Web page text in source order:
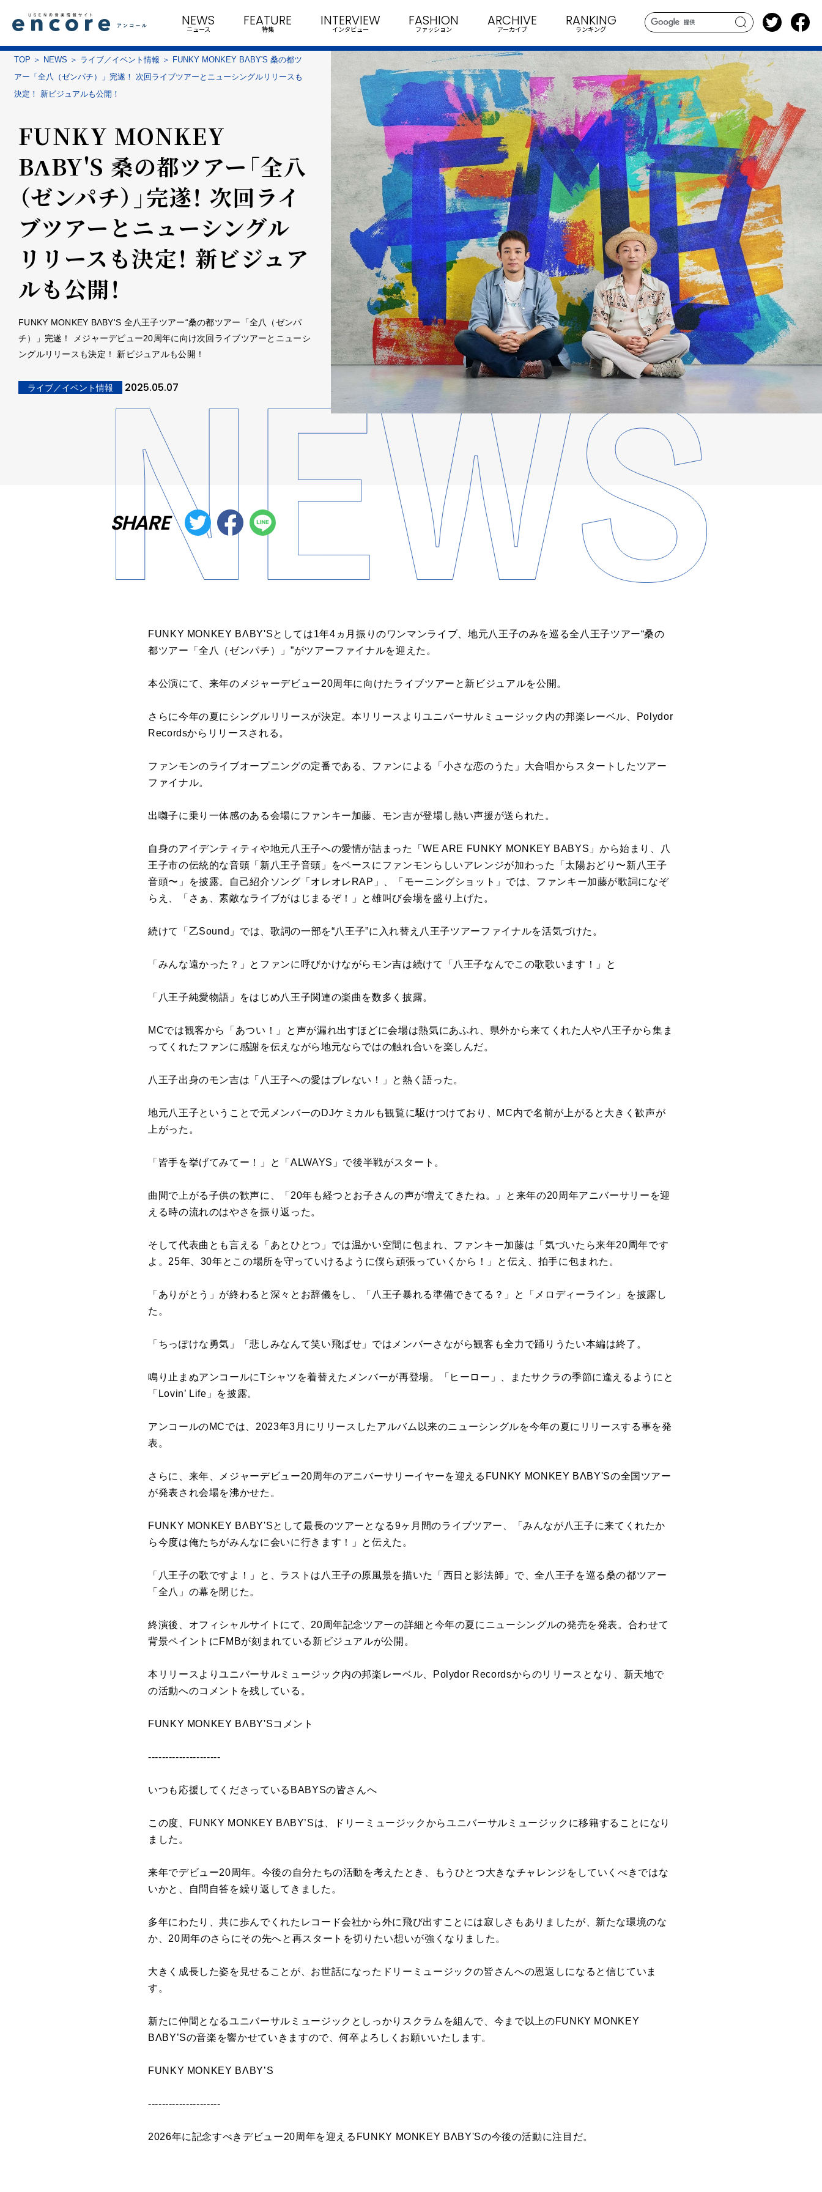
search
NEWS
ニュース
FEATURE
特集
INTERVIEW
インタビュー
FASHION
ファッション
ARCHIVE
アーカイブ
RANKING
ランキング
TOP NEWS ライブ／イベント情報
FUNKY MONKEY BΛBY'S 桑の都ツ
アー「全八（ゼンパチ）」完遂！ 次回ライブツアーとニューシングルリリースも
決定！ 新ビジュアルも公開！
FUNKY MONKEY
BΛBY'S 桑の都ツアー「全八
（ゼンパチ）」完遂！ 次回ライ
ブツアーとニューシングル
リリースも決定！ 新ビジュア
ルも公開！
FUNKY MONKEY BΛBY'S 全八王子ツアー“桑の都ツアー「全八（ゼンパ
チ）」完遂！ メジャーデビュー20周年に向け次回ライブツアーとニューシ
ングルリリースも決定！ 新ビジュアルも公開！
ライブ／イベント情報 2025.05.07
SHARE
FUNKY MONKEY BΛBY'Sとしては1年4ヵ月振りのワンマンライブ、地元八王子のみを巡る全八王子ツアー“桑の
都ツアー「全八（ゼンパチ）」”がツアーファイナルを迎えた。
本公演にて、来年のメジャーデビュー20周年に向けたライブツアーと新ビジュアルを公開。
さらに今年の夏にシングルリリースが決定。本リリースよりユニバーサルミュージック内の邦楽レーベル、Polydor
Recordsからリリースされる。
ファンモンのライブオープニングの定番である、ファンによる「小さな恋のうた」大合唱からスタートしたツアー
ファイナル。
出囃子に乗り一体感のある会場にファンキー加藤、モン吉が登場し熱い声援が送られた。
自身のアイデンティティや地元八王子への愛情が詰まった「WE ARE FUNKY MONKEY BABYS」から始まり、八
王子市の伝統的な音頭「新八王子音頭」をベースにファンモンらしいアレンジが加わった「太陽おどり〜新八王子
音頭〜」を披露。自己紹介ソング「オレオレRAP」、「モーニングショット」では、ファンキー加藤が歌詞になぞ
らえ、「さぁ、素敵なライブがはじまるぞ！」と雄叫び会場を盛り上げた。
続けて「乙Sound」では、歌詞の一部を“八王子”に入れ替え八王子ツアーファイナルを活気づけた。
「みんな遠かった？」とファンに呼びかけながらモン吉は続けて「八王子なんでこの歌歌います！」と
「八王子純愛物語」をはじめ八王子関連の楽曲を数多く披露。
MCでは観客から「あつい！」と声が漏れ出すほどに会場は熱気にあふれ、県外から来てくれた人や八王子から集ま
ってくれたファンに感謝を伝えながら地元ならではの触れ合いを楽しんだ。
八王子出身のモン吉は「八王子への愛はブレない！」と熱く語った。
地元八王子ということで元メンバーのDJケミカルも観覧に駆けつけており、MC内で名前が上がると大きく歓声が
上がった。
「皆手を挙げてみてー！」と「ALWAYS」で後半戦がスタート。
曲間で上がる子供の歓声に、「20年も経つとお子さんの声が増えてきたね。」と来年の20周年アニバーサリーを迎
える時の流れのはやさを振り返った。
そして代表曲とも言える「あとひとつ」では温かい空間に包まれ、ファンキー加藤は「気づいたら来年20周年です
よ。25年、30年とこの場所を守っていけるように僕ら頑張っていくから！」と伝え、拍手に包まれた。
「ありがとう」が終わると深々とお辞儀をし、「八王子暴れる準備できてる？」と「メロディーライン」を披露し
た。
「ちっぽけな勇気」「悲しみなんて笑い飛ばせ」ではメンバーさながら観客も全力で踊りうたい本編は終了。
鳴り止まぬアンコールにTシャツを着替えたメンバーが再登場。「ヒーロー」、またサクラの季節に逢えるようにと
「Lovin’ Life」を披露。
アンコールのMCでは、2023年3月にリリースしたアルバム以来のニューシングルを今年の夏にリリースする事を発
表。
さらに、来年、メジャーデビュー20周年のアニバーサリーイヤーを迎えるFUNKY MONKEY BΛBY'Sの全国ツアー
が発表され会場を沸かせた。
FUNKY MONKEY BΛBY'Sとして最長のツアーとなる9ヶ月間のライブツアー、「みんなが八王子に来てくれたか
ら今度は俺たちがみんなに会いに行きます！」と伝えた。
「八王子の歌ですよ！」と、ラストは八王子の原風景を描いた「西日と影法師」で、全八王子を巡る桑の都ツアー
「全八」の幕を閉じた。
終演後、オフィシャルサイトにて、20周年記念ツアーの詳細と今年の夏にニューシングルの発売を発表。合わせて
背景ペイントにFMBが刻まれている新ビジュアルが公開。
本リリースよりユニバーサルミュージック内の邦楽レーベル、Polydor Recordsからのリリースとなり、新天地で
の活動へのコメントを残している。
FUNKY MONKEY BΛBY'Sコメント
---------------------
いつも応援してくださっているBABYSの皆さんへ
この度、FUNKY MONKEY BΛBY’Sは、ドリーミュージックからユニバーサルミュージックに移籍することになり
ました。
来年でデビュー20周年。今後の自分たちの活動を考えたとき、もうひとつ大きなチャレンジをしていくべきではな
いかと、自問自答を繰り返してきました。
多年にわたり、共に歩んでくれたレコード会社から外に飛び出すことには寂しさもありましたが、新たな環境のな
か、20周年のさらにその先へと再スタートを切りたい想いが強くなりました。
大きく成長した姿を見せることが、お世話になったドリーミュージックの皆さんへの恩返しになると信じていま
す。
新たに仲間となるユニバーサルミュージックとしっかりスクラムを組んで、今まで以上のFUNKY MONKEY
BΛBY’Sの音楽を響かせていきますので、何卒よろしくお願いいたします。
FUNKY MONKEY BΛBY’S
---------------------
2026年に記念すべきデビュー20周年を迎えるFUNKY MONKEY BΛBY'Sの今後の活動に注目だ。